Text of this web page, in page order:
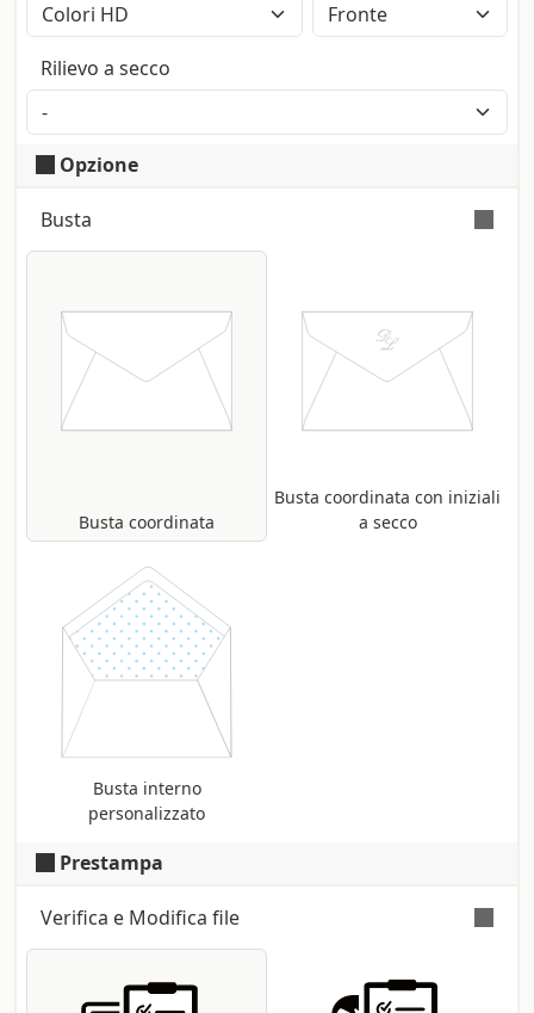
Stampa a colori con metodo CMYK High
Definition (2400dpi). Eventuali pantoni
lasciati nel file saranno convertiti
Rilievo a secco
Opzione
Busta
Busta coordinata
Busta coordinata con iniziali
a secco
Busta interno
personalizzato
Prestampa
Verifica e Modifica file
file pdf: controllo delle dimensioni e dei